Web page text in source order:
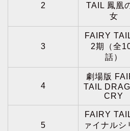
2
TAIL 鳳凰
女
3
FAIRY
2期（全
話）
4
劇場版
TAIL
CRY
5
FAIRY
ァイナルシ